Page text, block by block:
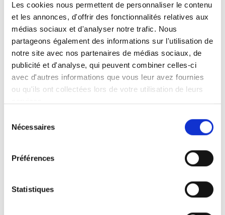
Les cookies nous permettent de personnaliser le contenu
et les annonces, d'offrir des fonctionnalités relatives aux
médias sociaux et d'analyser notre trafic. Nous
partageons également des informations sur l'utilisation de
notre site avec nos partenaires de médias sociaux, de
publicité et d'analyse, qui peuvent combiner celles-ci
avec d'autres informations que vous leur avez fournies
ou qu'ils ont collectées lors de votre utilisation de leurs
Nécessaires
Préférences
Statistiques
Ouvrez le menu déroulant sur la gauche et sélectionnez le
produit qui vous intéresse. Remarque : pour certains produits, il
n’y a pas de vidéo.
Intégration de vidéo
Sous chaque vidéo se trouve un code que vous pouvez utiliser
pour intégrer la vidéo dans votre site web.
Abonnez-vous
Pour être notifié dès qu’une nouvelle vidéo est disponible, nous
vous invitons à vous abonner à notre chaîneYouTube ici.